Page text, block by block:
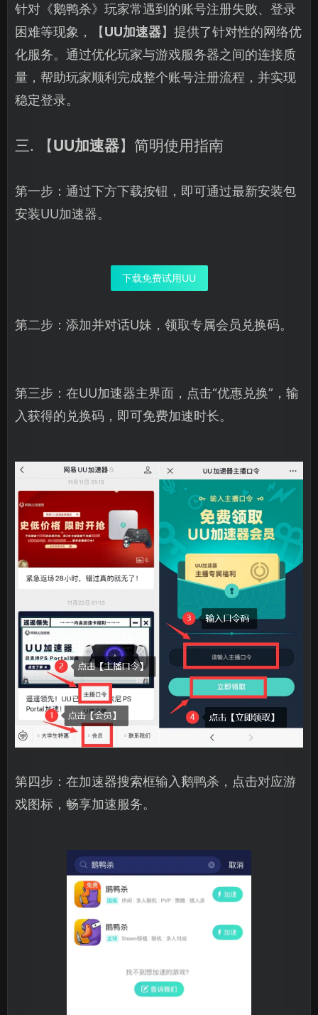
针对《鹅鸭杀》玩家常遇到的账号注册失败、登录
困难等现象，【UU加速器】提供了针对性的网络优
化服务。通过优化玩家与游戏服务器之间的连接质
量，帮助玩家顺利完成整个账号注册流程，并实现
稳定登录。
三. 【UU加速器】简明使用指南
第一步：通过下方下载按钮，即可通过最新安装包
安装UU加速器。
下载免费试用UU
第二步：添加并对话U妹，领取专属会员兑换码。
第三步：在UU加速器主界面，点击“优惠兑换”，输
入获得的兑换码，即可免费加速时长。
第四步：在加速器搜索框输入鹅鸭杀，点击对应游
戏图标，畅享加速服务。